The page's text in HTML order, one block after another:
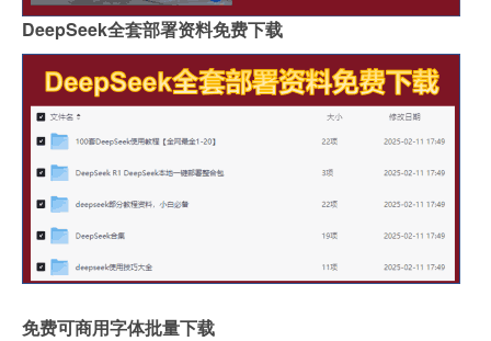
DeepSeek全套部署资料免费下载
免费可商用字体批量下载